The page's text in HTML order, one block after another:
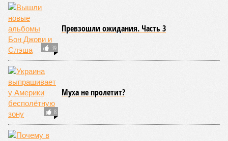
39
Превзошли ожидания. Часть 3
8
Муха не пролетит?